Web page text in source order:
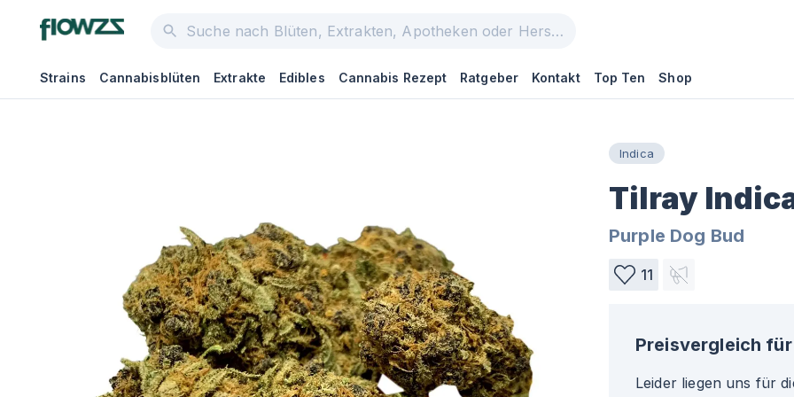
Strains Cannabisblüten Extrakte Edibles Cannabis Rezept Ratgeber Kontakt Top Ten Shop
Indica
Tilray
Purple Dog Bud
11
Preisvergleich für
Leider liegen uns für